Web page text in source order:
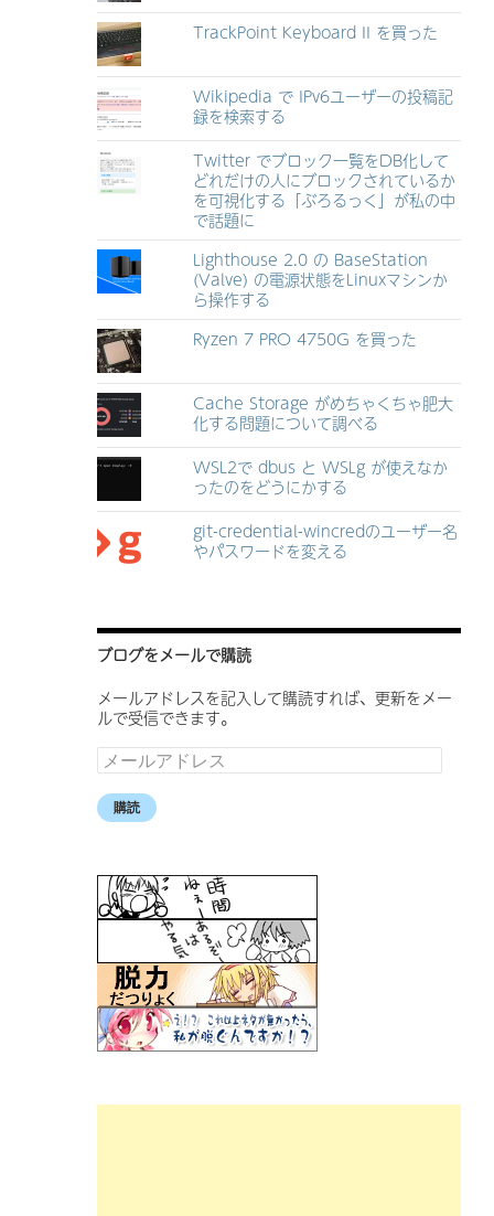
TrackPoint Keyboard II を買った
Wikipedia で IPv6ユーザーの投稿記
録を検索する
Twitter でブロック一覧をDB化して
どれだけの人にブロックされているか
を可視化する「ぶろるっく」が私の中
で話題に
Lighthouse 2.0 の BaseStation
(Valve) の電源状態をLinuxマシンか
ら操作する
Ryzen 7 PRO 4750G を買った
Cache Storage がめちゃくちゃ肥大
化する問題について調べる
WSL2で dbus と WSLg が使えなか
ったのをどうにかする
git-credential-wincredのユーザー名
やパスワードを変える
ブログをメールで購読
メールアドレスを記入して購読すれば、更新をメー
ルで受信できます。
メ
ー
ル
ア
ス
購読